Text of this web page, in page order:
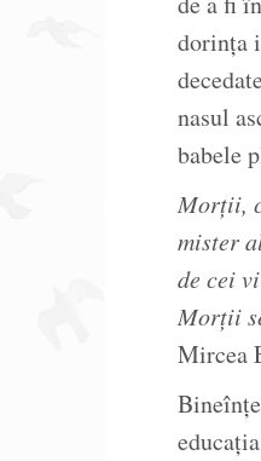
dorința
nasul
babele
Morții,
mister
de cei
Morții
Mircea